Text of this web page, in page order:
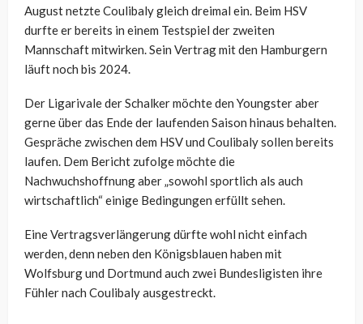
August netzte Coulibaly gleich dreimal ein. Beim HSV
durfte er bereits in einem Testspiel der zweiten
Mannschaft mitwirken. Sein Vertrag mit den Hamburgern
läuft noch bis 2024.
Der Ligarivale der Schalker möchte den Youngster aber
gerne über das Ende der laufenden Saison hinaus behalten.
Gespräche zwischen dem HSV und Coulibaly sollen bereits
laufen. Dem Bericht zufolge möchte die
Nachwuchshoffnung aber „sowohl sportlich als auch
wirtschaftlich“ einige Bedingungen erfüllt sehen.
Eine Vertragsverlängerung dürfte wohl nicht einfach
werden, denn neben den Königsblauen haben mit
Wolfsburg und Dortmund auch zwei Bundesligisten ihre
Fühler nach Coulibaly ausgestreckt.